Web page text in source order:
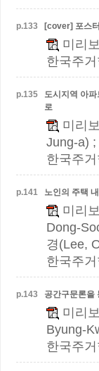
p.133 [cover] 포스
미리보
한국주
p.135 도시지역 아
로
미리보
Jung-a)
한국주
p.141 노인의 주택
미리보
Dong-
경(Lee,
한국주
p.143 공간구문론을
미리보
Byung-
한국주